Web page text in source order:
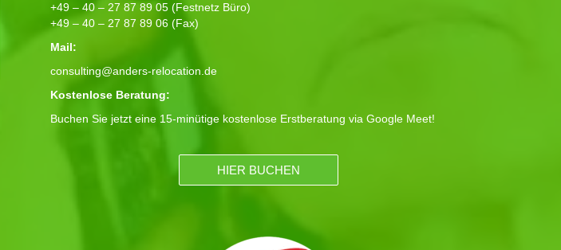
+49 – 40 – 27 87 89 05 (Festnetz Büro)
+49 – 40 – 27 87 89 06 (Fax)
Mail:
consulting@anders-relocation.de
Kostenlose Beratung:
Buchen Sie jetzt eine 15-minütige kostenlose Erstberatung via Google Meet!
HIER BUCHEN